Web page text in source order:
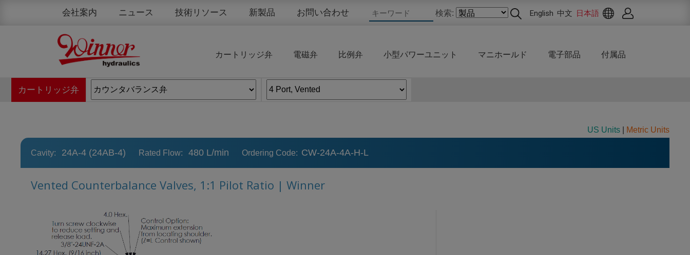
会社案内 ニュース 技術リソース 新製品 お問い合わせ 検索: English 中文 日本語
カートリッジ弁 電磁弁 比例弁 小型パワーユニット マニホールド 電子部品 付属品
カートリッジ弁
US Units| Metric Units
Cavity: 24A-4 (24AB-4) Rated Flow: 480 L/min Ordering Code: CW-24A-4A-H-L
Vented Counterbalance Valves, 1:1 Pilot Ratio | Winner
クッキー利用の管理について